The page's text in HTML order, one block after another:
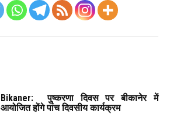
Bikaner: पुष्करणा दिवस पर बीकानेर में
आयोजित होंगे पांच दिवसीय कार्यक्रम